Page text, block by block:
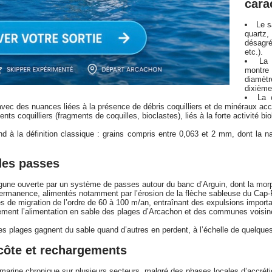
Le
etc.).
des nuances liées à la présence de débris coquilliers et de minéraux
coquilliers (fragments de coquilles, bioclastes), liés à la forte activité
à la définition classique : grains compris entre 0,063 et 2 mm, dont la
passes
ouverte par un système de passes autour du banc d’Arguin, dont la
alimentés notamment par l’érosion de la flèche sableuse du
de migration de l’ordre de 60 à 100 m/an, entraînant des expulsions
l’alimentation en sable des plages d’Arcachon et des communes
plages gagnent du sable quand d’autres en perdent, à l’échelle de
et rechargements